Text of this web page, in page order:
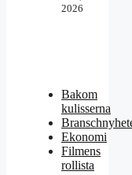
2026
Bakom
kulisserna
Ekonomi
Filmens
rollista